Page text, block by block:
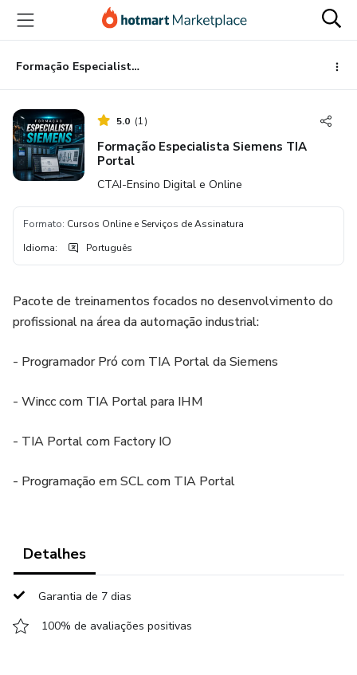
para
conteúdo
principal
para
pagamento
para
rodapé
Formação Especialista Siemens TIA Portal
5.0 (1)
Formação Especialista Siemens TIA
Portal
CTAI-Ensino Digital e Online
Formato: Cursos Online e Serviços de Assinatura
Idioma: Português
Pacote de treinamentos focados no desenvolvimento do
profissional na área da automação industrial:
- Programador Pró com TIA Portal da Siemens
- Wincc com TIA Portal para IHM
- TIA Portal com Factory IO
- Programação em SCL com TIA Portal
Detalhes
Garantia de 7 dias
100% de avaliações positivas